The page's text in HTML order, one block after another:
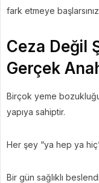
fark etmeye
Ceza Değil
Gerçek
Birçok yeme
yapıya sahiptir.
Her şey “ya hep ya
Bir gün sağlıklı